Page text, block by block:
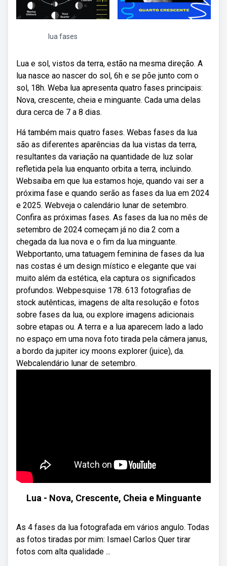
lua fases
Lua e sol, vistos da terra, estão na mesma direção. A
lua nasce ao nascer do sol, 6h e se põe junto com o
sol, 18h. Weba lua apresenta quatro fases principais:
Nova, crescente, cheia e minguante. Cada uma delas
dura cerca de 7 a 8 dias.
Há também mais quatro fases. Webas fases da lua
são as diferentes aparências da lua vistas da terra,
resultantes da variação na quantidade de luz solar
refletida pela lua enquanto orbita a terra, incluindo.
Websaiba em que lua estamos hoje, quando vai ser a
próxima fase e quando serão as fases da lua em 2024
e 2025. Webveja o calendário lunar de setembro.
Confira as próximas fases. As fases da lua no mês de
setembro de 2024 começam já no dia 2 com a
chegada da lua nova e o fim da lua minguante.
Webportanto, uma tatuagem feminina de fases da lua
nas costas é um design místico e elegante que vai
muito além da estética, ela captura os significados
profundos. Webpesquise 178. 613 fotografias de
stock autênticas, imagens de alta resolução e fotos
sobre fases da lua, ou explore imagens adicionais
sobre etapas ou. A terra e a lua aparecem lado a lado
no espaço em uma nova foto tirada pela câmera janus,
a bordo da jupiter icy moons explorer (juice), da.
Webcalendário lunar de setembro.
Lua - Nova, Crescente, Cheia e Minguante
As 4 fases da lua fotografada em vários angulo. Todas
as fotos tiradas por mim: Ismael Carlos Quer tirar
fotos com alta qualidade ...